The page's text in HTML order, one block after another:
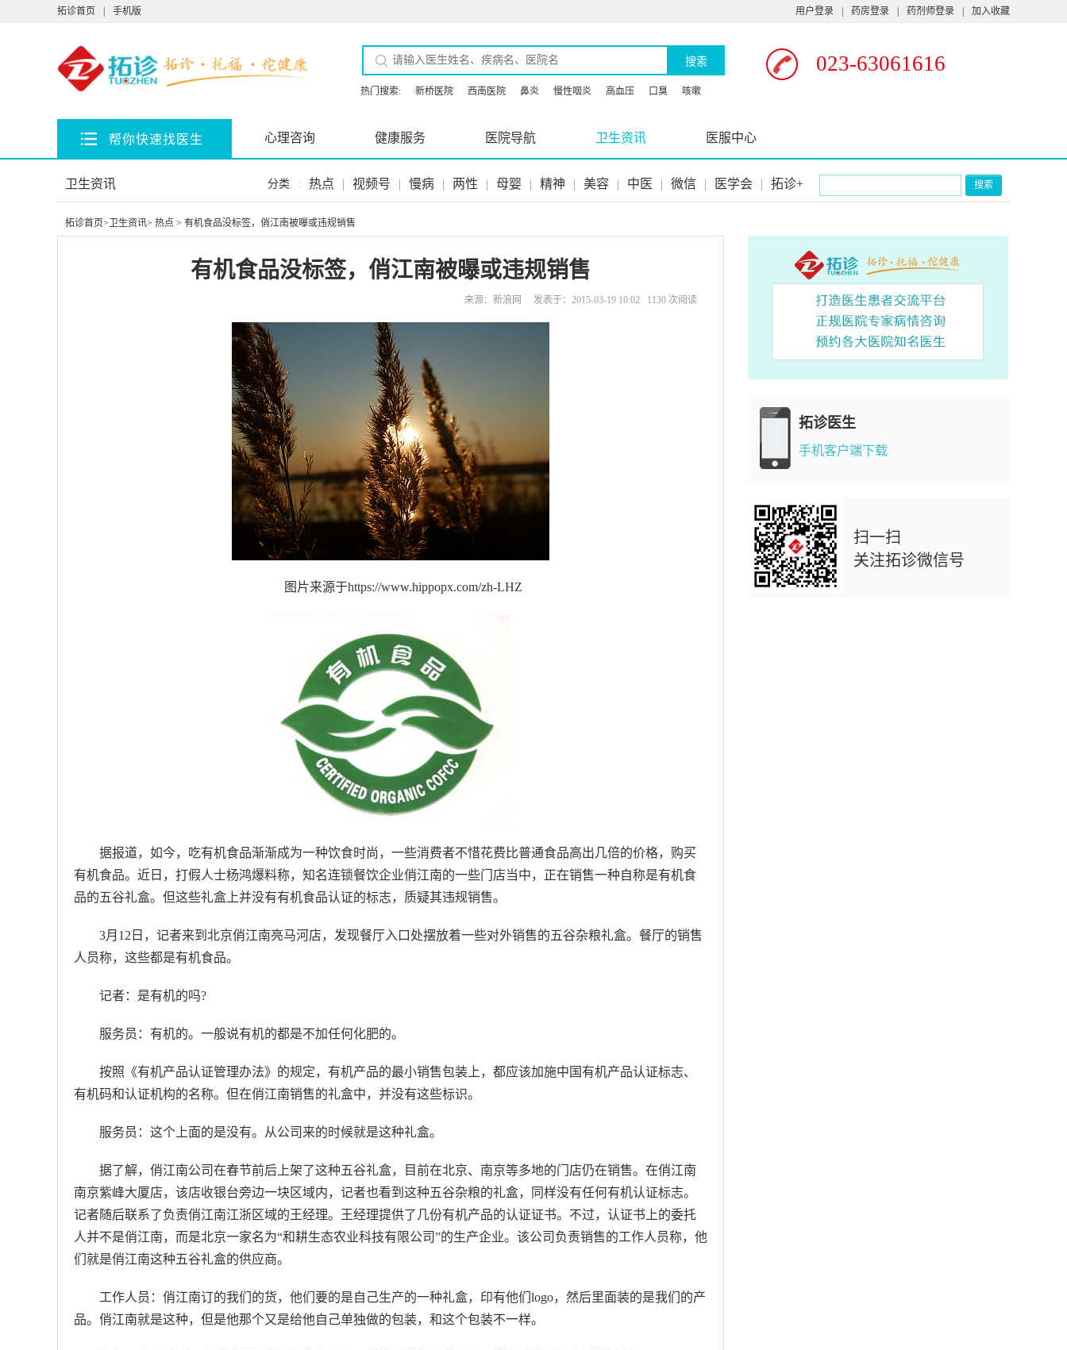
拓诊首页 手机版 用户登录 药房登录 药剂师登录 加入收藏
搜索 023-63061616
热门搜索: 新桥医院 西南医院 鼻炎 慢性咽炎 高血压 口臭 咳嗽
帮你快速找医生 心理咨询 健康服务 医院导航 卫生资讯 医服中心
卫生资讯 分类 : 热点 | 视频号 | 慢病 | 两性 | 母婴 | 精神 | 美容 | 中医 | 微信 | 医学会 | 拓诊+ 搜索
拓诊首页> 卫生资讯> 热点 > 有机食品没标签，俏江南被曝或违规销售
有机食品没标签，俏江南被曝或违规销售
来源：新浪网 发表于：2015-03-19 10:02 1130 次阅读
图片来源于https://www.hippopx.com/zh-LHZ
据报道，如今，吃有机食品渐渐成为一种饮食时尚，一些消费者不惜花费比普通食品高出几倍的价格，购买
有机食品。近日，打假人士杨鸿爆料称，知名连锁餐饮企业俏江南的一些门店当中，正在销售一种自称是有机食
品的五谷礼盒。但这些礼盒上并没有有机食品认证的标志，质疑其违规销售。
3月12日，记者来到北京俏江南亮马河店，发现餐厅入口处摆放着一些对外销售的五谷杂粮礼盒。餐厅的销售
人员称，这些都是有机食品。
记者：是有机的吗?
服务员：有机的。一般说有机的都是不加任何化肥的。
按照《有机产品认证管理办法》的规定，有机产品的最小销售包装上，都应该加施中国有机产品认证标志、
有机码和认证机构的名称。但在俏江南销售的礼盒中，并没有这些标识。
服务员：这个上面的是没有。从公司来的时候就是这种礼盒。
据了解，俏江南公司在春节前后上架了这种五谷礼盒，目前在北京、南京等多地的门店仍在销售。在俏江南
南京紫峰大厦店，该店收银台旁边一块区域内，记者也看到这种五谷杂粮的礼盒，同样没有任何有机认证标志。
记者随后联系了负责俏江南江浙区域的王经理。王经理提供了几份有机产品的认证证书。不过，认证书上的委托
人并不是俏江南，而是北京一家名为“和耕生态农业科技有限公司”的生产企业。该公司负责销售的工作人员称，他
们就是俏江南这种五谷礼盒的供应商。
工作人员：俏江南订的我们的货，他们要的是自己生产的一种礼盒，印有他们logo，然后里面装的是我们的产
品。俏江南就是这种，但是他那个又是给他自己单独做的包装，和这个包装不一样。
拓诊医生
手机客户端下载
扫一扫
关注拓诊微信号